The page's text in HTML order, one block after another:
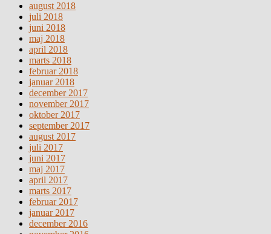
august 2018
juli 2018
juni 2018
maj 2018
april 2018
marts 2018
februar 2018
januar 2018
december 2017
november 2017
oktober 2017
september 2017
august 2017
juli 2017
juni 2017
maj 2017
april 2017
marts 2017
februar 2017
januar 2017
december 2016